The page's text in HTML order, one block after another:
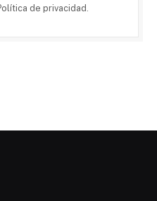
de privacidad .